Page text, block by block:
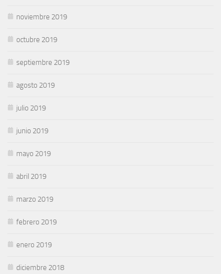
noviembre 2019
octubre 2019
septiembre 2019
agosto 2019
julio 2019
junio 2019
mayo 2019
abril 2019
marzo 2019
febrero 2019
enero 2019
diciembre 2018